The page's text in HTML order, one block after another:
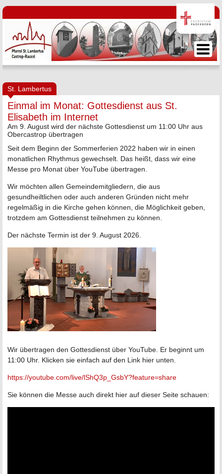
St. Lambertus
Einmal im Monat: Gottesdienst aus St.
Elisabeth im Internet
Am 9. August wird der nächste Gottesdienst um 11:00 Uhr aus
Obercastrop übertragen
Seit dem Beginn der Sommerferien 2022 haben wir in einen
monatlichen Rhythmus gewechselt. Das heißt, dass wir eine
Messe pro Monat über YouTube übertragen.
Wir möchten allen Gemeindemitgliedern, die aus
gesundheiltlichen oder auch anderen Gründen nicht mehr
regelmäßig in die Kirche gehen können, die Möglichkeit geben,
trotzdem am Gottesdienst teilnehmen zu können.
Der nächste Termin ist der 9. August 2026.
Wir übertragen den Gottesdienst über YouTube. Er beginnt um
11:00 Uhr. Klicken sie einfach auf den Link hier unten.
https://youtube.com/live/lShQ3p_GsbY?feature=share
Sie können die Messe auch direkt hier auf dieser Seite schauen: